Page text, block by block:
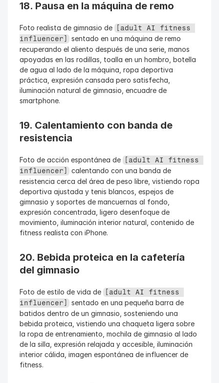
18. Pausa en la máquina de remo
Foto realista de gimnasio de
[adult AI fitness
influencer] sentado en una máquina de remo
recuperando el aliento después de una serie, manos
apoyadas en las rodillas, toalla en un hombro, botella
de agua al lado de la máquina, ropa deportiva
práctica, expresión cansada pero satisfecha,
iluminación natural de gimnasio, encuadre de
smartphone.
19. Calentamiento con banda de
resistencia
Foto de acción espontánea de
[adult AI fitness
influencer] calentando con una banda de
resistencia cerca del área de peso libre, vistiendo ropa
deportiva ajustada y tenis blancos, espejos de
gimnasio y soportes de mancuernas al fondo,
expresión concentrada, ligero desenfoque de
movimiento, iluminación interior natural, contenido de
fitness realista con iPhone.
20. Bebida proteica en la cafetería
del gimnasio
Foto de estilo de vida de
[adult AI fitness
influencer] sentado en una pequeña barra de
batidos dentro de un gimnasio, sosteniendo una
bebida proteica, vistiendo una chaqueta ligera sobre
la ropa de entrenamiento, mochila de gimnasio al lado
de la silla, expresión relajada y accesible, iluminación
interior cálida, imagen espontánea de influencer de
fitness.